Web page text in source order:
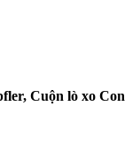
Cuộn lò xo